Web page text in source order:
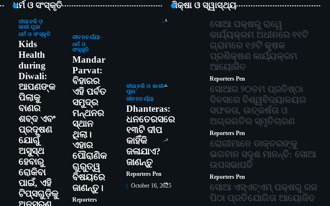
ଧର୍ମ ଓ ସଂସ୍କୃତି
ଦୀପାବଳି ଓ
କାଳୀ ପୂଜା
ଧର୍ମ ଓ ସଂସ୍କୃତି
Kids
Health
during
Diwali:
ଆପଣଙ୍କ
ପିଲାକୁ
ବାଣର
ଶବ୍ଦ ଏବଂ
ପ୍ରଦୂଷଣ
ଯୋଗୁଁ
ଅସୁସ୍ଥ
ହେବାରୁ
ରୋକିବା
ପାଇଁ, ଏହି
ଟିପ୍ସଗୁଡ଼ିକୁ
ଜୀବନଚର୍ଯ୍ୟା
ଧର୍ମ ଓ
ସଂସ୍କୃତି
Mandar
Parvat:
ବିହାରର
ଏହି ପର୍ବତ
ସମୁଦ୍ର
ମନ୍ଥନର
ସ୍ଥାନ
ଥିଲା।
ଏହାର
ପୌରାଣିକ
ଗୁରୁତ୍ୱ
ବିଷୟରେ
ଜାଣନ୍ତୁ।
Reporters
ଦୀପାବଳି ଓ କାଳୀ
ପୂଜା
ଜୀବନଚର୍ଯ୍ୟା
Dhanteras:
ଧନତେରସରେ
୧୩ଟି ଦୀପ
କାହିଁକି
ଜଳାଯାଏ?
ଜାଣନ୍ତୁ
Reporters Pen
October 16, 2025
ଶିକ୍ଷା ଓ ସ୍ୱାସ୍ଥ୍ୟ
1
ସୋଆ ପକ୍ଷରୁ ରାୱେ
କାର୍ଯ୍ୟକ୍ରମ ଅଧୀନରେ ୧୧ଟି
ଗ୍ରାମରେ ୧୬ଟି କୃଷକ
ପ୍ରଶିକ୍ଷଣ କାର୍ଯ୍ୟକ୍ରମ
ଆୟୋଜିତ
Reporters Pen
2
ସୋଆର ୨୦ତମ ପ୍ରତିଷ୍ଠା
ଦିବସରେ ବିଶ୍ୱବିଦ୍ୟାଳୟର
ସଫଳତା, ଉତ୍କର୍ଷତା ଓ
ଅଗ୍ରଗତିର ସ୍ମୃତିଚାରଣ
Reporters Pen
3
ରୋଗୀମାନେ ଡାକ୍ତରଙ୍କୁ
ଭଗବାନ ସଦୃଶ ମାନନ୍ତି: ସୋଆ
ଉପସଭାପତି
Reporters Pen
4
ସୋଆ ଏସ୍‌ଏଚ୍‌ଏମ୍ ପକ୍ଷରୁ ରଜ
ପିଠା ପ୍ରତିଯୋଗିତା ଆୟୋଜିତ